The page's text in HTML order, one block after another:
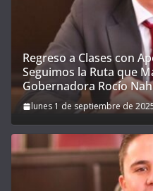
Regreso a Clases con
Seguimos la Ruta que
Gobernadora Rocío
lunes 1 de septiembre de